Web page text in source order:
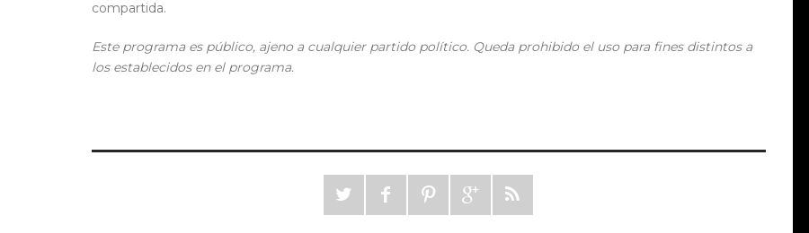
compartida.
Este programa es público, ajeno a cualquier partido político. Queda prohibido el uso para fines distintos a
los establecidos en el programa.